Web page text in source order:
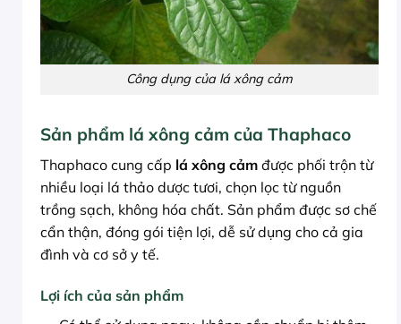
Công dụng của lá xông cảm
Sản phẩm lá xông cảm của Thaphaco
Thaphaco cung cấp lá xông cảm được phối trộn từ
nhiều loại lá thảo dược tươi, chọn lọc từ nguồn
trồng sạch, không hóa chất. Sản phẩm được sơ chế
cẩn thận, đóng gói tiện lợi, dễ sử dụng cho cả gia
đình và cơ sở y tế.
Lợi ích của sản phẩm